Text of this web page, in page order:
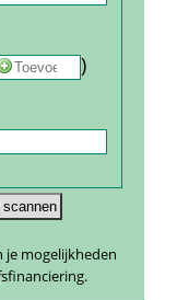
je mogelijkheden
)